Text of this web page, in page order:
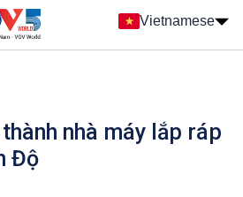
Vietnamese
nhà máy lắp ráp
Độ